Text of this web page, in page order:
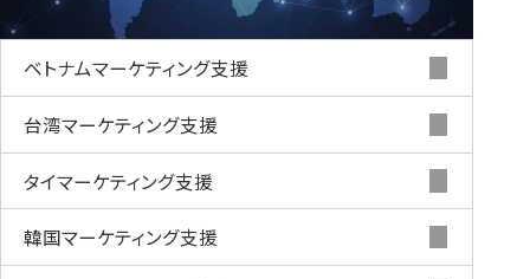
ベトナムマーケティング支援
台湾マーケティング支援
タイマーケティング支援
韓国マーケティング支援